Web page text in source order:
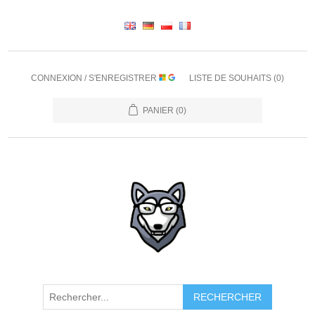
CONNEXION / S'ENREGISTRER LISTE DE SOUHAITS (0)
PANIER (0)
RECHERCHER